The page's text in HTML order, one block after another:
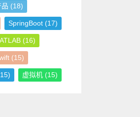
品 (18)
SpringBoot (17)
(16)
(15)
虚拟机 (15)